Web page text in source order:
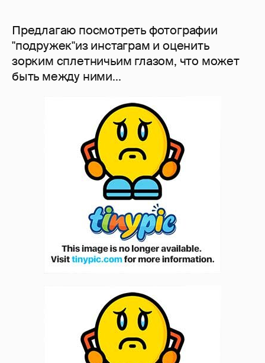
Предлагаю посмотреть фотографии
"подружек"из инстаграм и оценить
зорким сплетничьим глазом, что может
быть между ними...